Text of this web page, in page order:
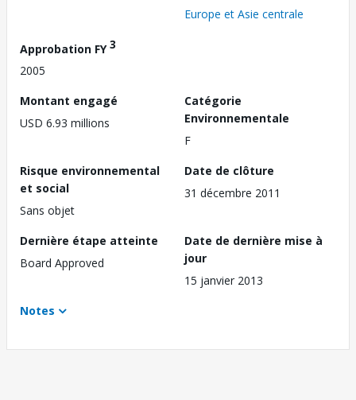
Europe et Asie centrale
Approbation FY3
2005
Montant engagé
USD 6.93 millions
Catégorie
Environnementale
F
Risque environnemental
et social
Sans objet
Date de clôture
31 décembre 2011
Dernière étape atteinte
Board Approved
Date de dernière mise à
jour
15 janvier 2013
Notes